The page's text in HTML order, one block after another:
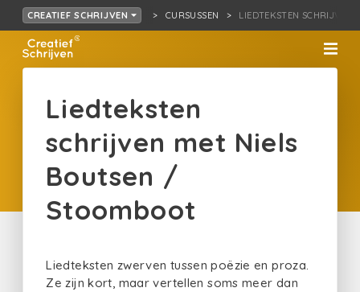
CREATIEF SCHRIJVEN CURSUSSEN LIEDTEKSTEN SCHRIJV…
Liedteksten
schrijven met Niels
Boutsen /
Stoomboot
Liedteksten zwerven tussen poëzie en proza.
Ze zijn kort, maar vertellen soms meer dan